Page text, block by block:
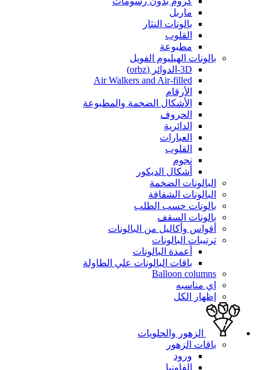
ماربل
بالونات النثار
القلوب
مطبوعة
بالونات الهيليوم الفويل
3D-الدوائر (orbz)
Air Walkers and Air-filled
الأرقام
الأشكال الضخمة والمطبوعة
الحروف
الدائرية
العبارات
القلوب
نجوم
أشكال الديكور
البالونات الضخمة
البالونات الشفافة
بالونات حسب الطلب
بالونات السقف
أقواس وأكاليل من البالونات
ترتيبات البالونات
أعمدة البالونات
باقات البالونات علي الطاولة
Balloon columns
اي مناسبه
إظهار الكل
الزهور والحلويات
باقات الزهور
ورود
الفاونيا